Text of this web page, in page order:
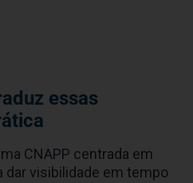
essas
CNAPP centrada em
dar visibilidade em tempo